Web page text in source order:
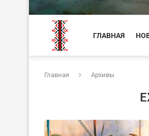
ГЛАВНАЯ
Главная Архивы